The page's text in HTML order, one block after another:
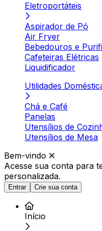
Eletroportáteis
Aspirador de Pó
Air Fryer
Bebedouros e
Cafeteiras Elétricas
Liquidificador
Utilidades
Chá e Café
Panelas
Utensílios de
Utensílios de Mesa
Bem-vindo
Acesse sua conta para
personalizada.
Entrar Crie sua conta
Início